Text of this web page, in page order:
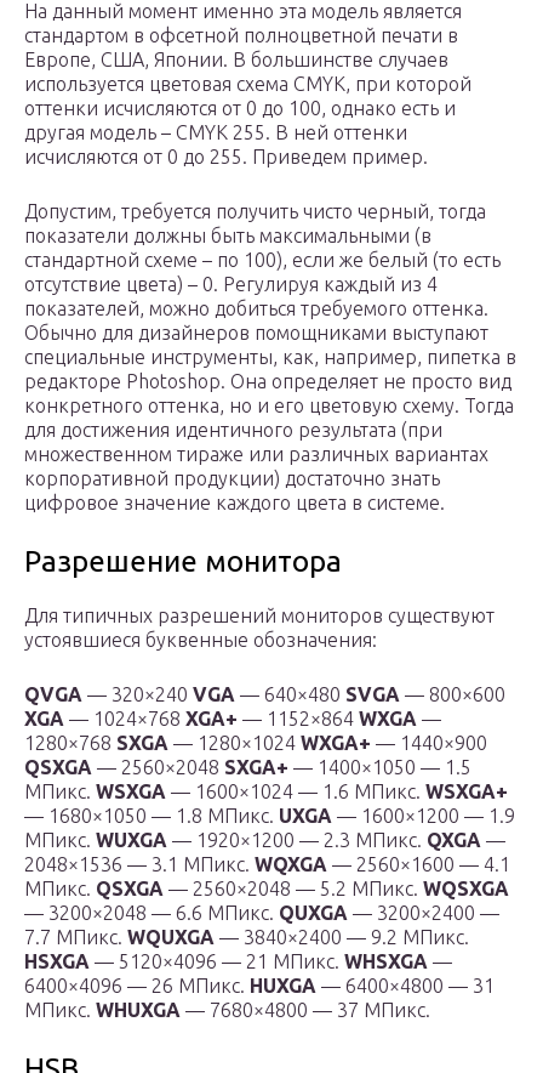
На данный момент именно эта модель является
стандартом в офсетной полноцветной печати в
Европе, США, Японии. В большинстве случаев
используется цветовая схема CMYK, при которой
оттенки исчисляются от 0 до 100, однако есть и
другая модель – CMYK 255. В ней оттенки
исчисляются от 0 до 255. Приведем пример.
Допустим, требуется получить чисто черный, тогда
показатели должны быть максимальными (в
стандартной схеме – по 100), если же белый (то есть
отсутствие цвета) – 0. Регулируя каждый из 4
показателей, можно добиться требуемого оттенка.
Обычно для дизайнеров помощниками выступают
специальные инструменты, как, например, пипетка в
редакторе Photoshop. Она определяет не просто вид
конкретного оттенка, но и его цветовую схему. Тогда
для достижения идентичного результата (при
множественном тираже или различных вариантах
корпоративной продукции) достаточно знать
цифровое значение каждого цвета в системе.
Разрешение монитора
Для типичных разрешений мониторов существуют
устоявшиеся буквенные обозначения:
QVGA — 320×240 VGA — 640×480 SVGA — 800×600
XGA — 1024×768 XGA+ — 1152×864 WXGA —
1280×768 SXGA — 1280×1024 WXGA+ — 1440×900
QSXGA — 2560×2048 SXGA+ — 1400×1050 — 1.5
МПикс. WSXGA — 1600×1024 — 1.6 МПикс. WSXGA+
— 1680×1050 — 1.8 МПикс. UXGA — 1600×1200 — 1.9
МПикс. WUXGA — 1920×1200 — 2.3 МПикс. QXGA —
2048×1536 — 3.1 МПикс. WQXGA — 2560×1600 — 4.1
МПикс. QSXGA — 2560×2048 — 5.2 МПикс. WQSXGA
— 3200×2048 — 6.6 МПикс. QUXGA — 3200×2400 —
7.7 МПикс. WQUXGA — 3840×2400 — 9.2 МПикс.
HSXGA — 5120×4096 — 21 МПикс. WHSXGA —
6400×4096 — 26 МПикс. HUXGA — 6400×4800 — 31
МПикс. WHUXGA — 7680×4800 — 37 МПикс.